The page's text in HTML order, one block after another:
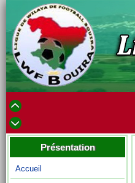
Présentation
Accueil